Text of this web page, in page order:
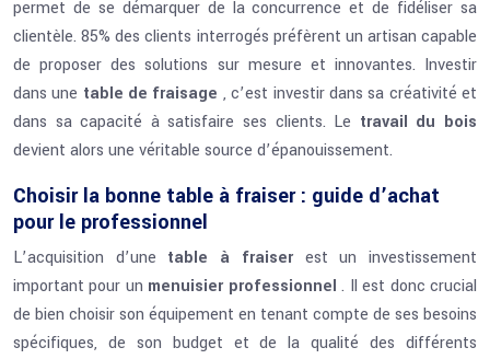
permet de se démarquer de la concurrence et de fidéliser sa
clientèle. 85% des clients interrogés préfèrent un artisan capable
de proposer des solutions sur mesure et innovantes. Investir
dans une table de fraisage , c’est investir dans sa créativité et
dans sa capacité à satisfaire ses clients. Le travail du bois
devient alors une véritable source d’épanouissement.
Choisir la bonne table à fraiser : guide d’achat
pour le professionnel
L’acquisition d’une table à fraiser est un investissement
important pour un menuisier professionnel. Il est donc crucial
de bien choisir son équipement en tenant compte de ses besoins
spécifiques, de son budget et de la qualité des différents